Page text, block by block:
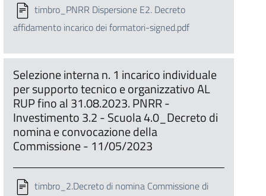
timbro_PNRR Dispersione E2. Decreto
affidamento incarico dei formatori-signed.pdf
Selezione interna n. 1 incarico individuale
per supporto tecnico e organizzativo AL
RUP fino al 31.08.2023. PNRR -
Investimento 3.2 - Scuola 4.0_Decreto di
nomina e convocazione della
Commissione - 11/05/2023
timbro_2.Decreto di nomina Commissione di